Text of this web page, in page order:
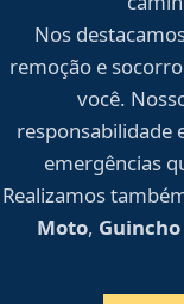
Nos
remoção e
você.
responsabilidade
emergências
Realizamos
Moto,